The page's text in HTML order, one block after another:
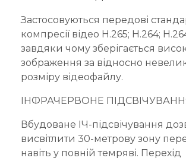
Застосовуються передові
компресії відео H.265; H.264;
завдяки чому зберігається
зображення за відносно
розміру відеофайлу.
ІНФРАЧЕРВОНЕ
Вбудоване ІЧ-підсвічування
висвітлити 30-метрову зону
навіть у повній темряві. Перехід